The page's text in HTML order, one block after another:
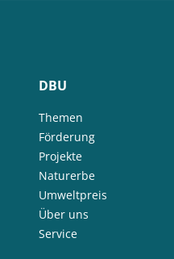
DBU
Themen
Förderung
Projekte
Naturerbe
Umweltpreis
Über uns
Service